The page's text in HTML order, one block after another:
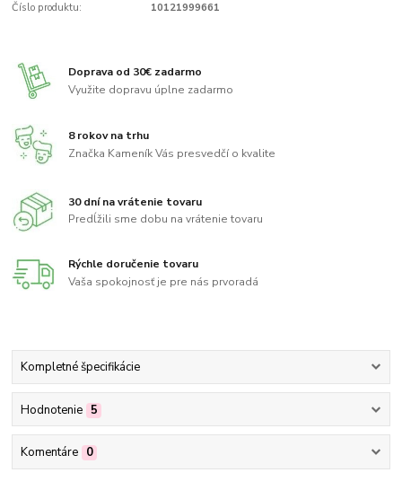
Číslo produktu: 10121999661
Doprava od 30€ zadarmo
Využite dopravu úplne zadarmo
8 rokov na trhu
Značka Kameník Vás presvedčí o kvalite
30 dní na vrátenie tovaru
Predĺžili sme dobu na vrátenie tovaru
Rýchle doručenie tovaru
Vaša spokojnosť je pre nás prvoradá
Kompletné špecifikácie
Hodnotenie 5
Komentáre 0